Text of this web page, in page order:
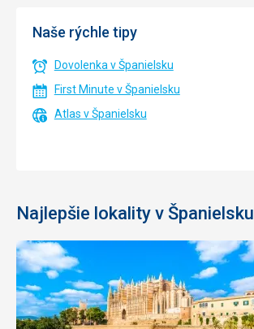
Naše rýchle tipy
Dovolenka v Španielsku
First Minute v Španielsku
Atlas v Španielsku
Najlepšie lokality v Španielsku
Katalánsko
Andalúzia